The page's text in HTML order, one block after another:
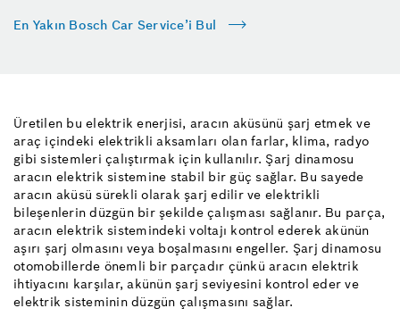
En Yakın Bosch Car Service’i Bul
Üretilen bu elektrik enerjisi, aracın aküsünü şarj etmek ve
araç içindeki elektrikli aksamları olan farlar, klima, radyo
gibi sistemleri çalıştırmak için kullanılır. Şarj dinamosu
aracın elektrik sistemine stabil bir güç sağlar. Bu sayede
aracın aküsü sürekli olarak şarj edilir ve elektrikli
bileşenlerin düzgün bir şekilde çalışması sağlanır. Bu parça,
aracın elektrik sistemindeki voltajı kontrol ederek akünün
aşırı şarj olmasını veya boşalmasını engeller. Şarj dinamosu
otomobillerde önemli bir parçadır çünkü aracın elektrik
ihtiyacını karşılar, akünün şarj seviyesini kontrol eder ve
elektrik sisteminin düzgün çalışmasını sağlar.